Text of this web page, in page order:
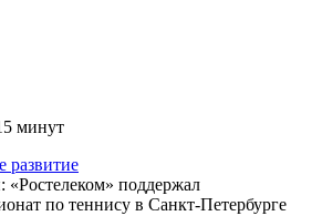
минут
развитие
«Ростелеком» поддержал
по теннису в Санкт-Петербурге